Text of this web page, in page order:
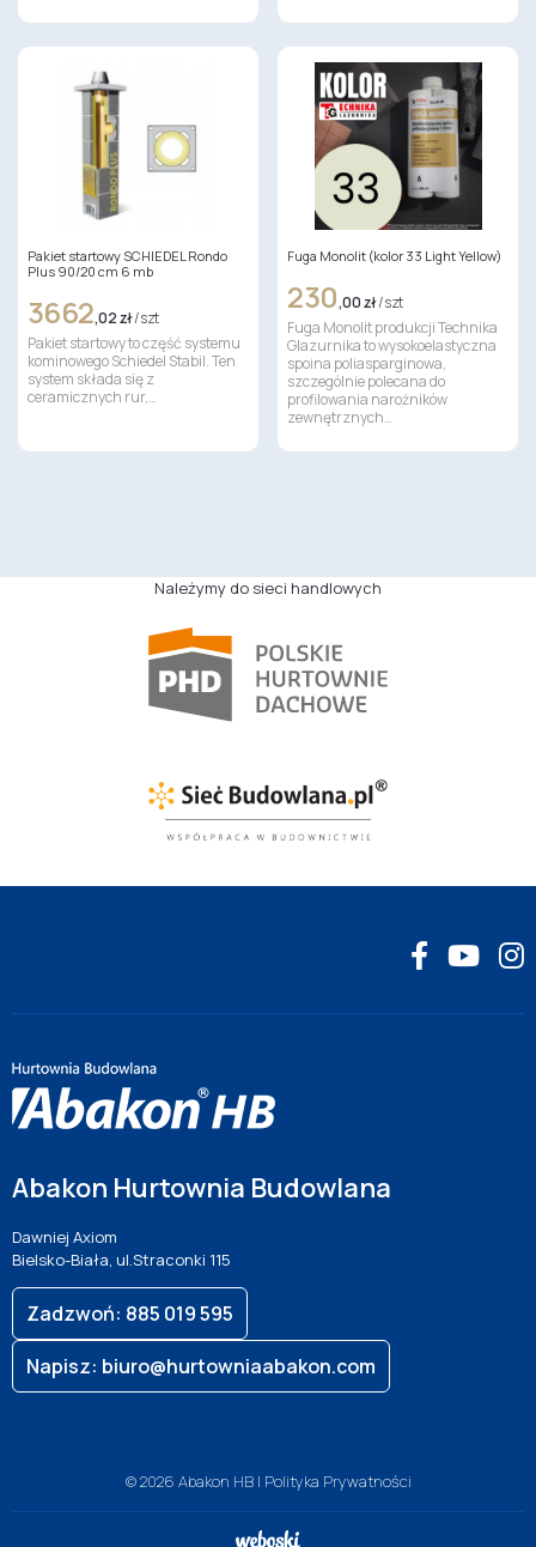
Pakiet startowy SCHIEDEL Rondo
Plus 90/20 cm 6 mb
3662,02 zł/ szt
Pakiet startowy to część systemu
kominowego Schiedel Stabil. Ten
system składa się z
ceramicznych rur,…
Fuga Monolit (kolor 33 Light Yellow)
230,00 zł/ szt
Fuga Monolit produkcji Technika
Glazurnika to wysokoelastyczna
spoina poliasparginowa,
szczególnie polecana do
profilowania narożników
zewnętrznych…
Należymy do sieci handlowych
Abakon Hurtownia Budowlana
Dawniej Axiom
Bielsko-Biała, ul.Straconki 115
Zadzwoń: 885 019 595
Napisz: biuro@hurtowniaabakon.com
© 2026 Abakon HB | Polityka Prywatności